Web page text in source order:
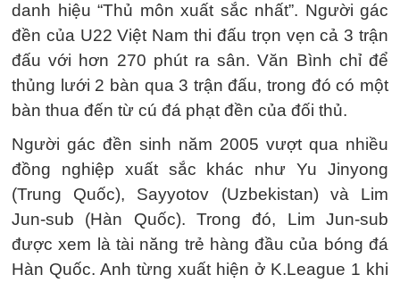
danh hiệu “Thủ môn xuất sắc nhất”. Người gác
đền của U22 Việt Nam thi đấu trọn vẹn cả 3 trận
đấu với hơn 270 phút ra sân. Văn Bình chỉ để
thủng lưới 2 bàn qua 3 trận đấu, trong đó có một
bàn thua đến từ cú đá phạt đền của đối thủ.
Người gác đền sinh năm 2005 vượt qua nhiều
đồng nghiệp xuất sắc khác như Yu Jinyong
(Trung Quốc), Sayyotov (Uzbekistan) và Lim
Jun-sub (Hàn Quốc). Trong đó, Lim Jun-sub
được xem là tài năng trẻ hàng đầu của bóng đá
Hàn Quốc. Anh từng xuất hiện ở K.League 1 khi